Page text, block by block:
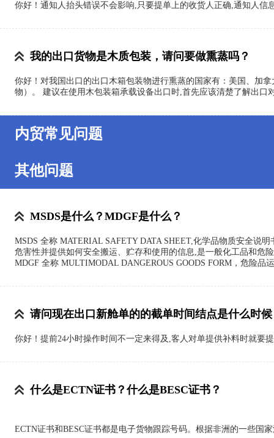
你好！通知人抬头错误不会影响,只要提单上的收货人正确,通知人
我的出口货物是木质包装，请问要做熏蒸吗？
你好！对我国出口的出口木箱包装物进行熏蒸的国家有：美国、加
物）。 建议在使用木包装箱承载设备出口时,首先应该清楚了解出
内贸常见问题
其他问题
MSDS是什么？MDGF是什么？
MSDS 全称 MATERIAL SAFETY DATA SHEET,化学品物质安全说
危害性并提供如何安全搬运、贮存和使用的信息,是一般化工品和危
MDGF 全称 MULTIMODAL DANGEROUS GOODS FORM，危险
请问现在出口新舱单的的截单时间结点是什么时
你好！提前24小时操作时间不一定来得及,客人对单提供补料时就要
什么是ECTN证书？什么是BESC证书？
ECTN证书和BESC证书都是电子货物跟踪号码。根据非洲的一些国